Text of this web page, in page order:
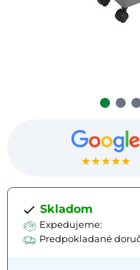
★★★★★
Skladom
Expedujeme:
Predpokladané